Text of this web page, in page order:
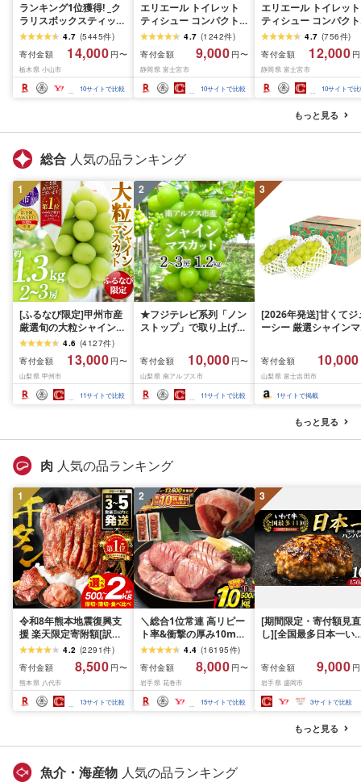
ランキング1位獲得! _ク
ラリスボックスティッシ
ュ60箱(1箱220組(440
枚))(5個入り×12セット)_
ティッシュ ティッシュ
ペーパー 日用品 常備品
生活用品 まとめ買い [配
送不可地域:離島・沖縄
4.7 (5445件)
寄付金額
14,000 円〜
栃木県 小山市
10サイトで比較
エリエール トイレット
ティシュー コンパクト
シングル [個数が選べ
る:16・32・64 ロール]
1.5倍巻 82.5m トイレッ
トペーパー シングル パ
ルプ100% 香りつき 日用
品 消耗品 備蓄 ふるさと
4.7 (1242件)
寄付金額
9,000 円〜
静岡県 富士宮市
10サイトで比較
エリエール トイレット
ティシュー コンパクト
ダブル [選べるロール
数:32・64 ロール] 1.5
巻 45m トイレットペ
パー ダブル パルプ
香りつき 日用品 消耗
備蓄 ふるさと納税 ふ
さと 送料無料 静岡県
4.7 (756件)
寄付金額
12,000
静岡県 富士宮市
10サイトで
もっと見る
総合 人気の品ランキング
1
[ふるなび限定]甲州市産
厳選旬の大粒シャインマ
スカット 約1.3kg 2〜3
房[2026年発送]
(MG)B12-472 FN-
Limited-VO シャインマ
スカット フルーツ
4.6 (4127件)
寄付金額
13,000 円〜
山梨県 甲州市
11サイトで比較
2
★フジテレビ系列「ノン
ストップ」で取り上げら
先行予約]南アルプス市
産シャインマスカット
1.2kg以上(2〜3房)ふる
さと納税 おすすめ 山梨
県 南アルプス市 送料無
寄付金額 10,000 円〜
山梨県 南アルプス市
11サイトで比較
3
[2026年発送]甘くてジ
ーシー 厳選シャインマ
月前半(1〜15日)から
月下旬までの発送) フ
ーツ ぶどう 果物 山梨
産 2026 旬 大粒 高級
寄付金額 10,000
山梨県 富士吉田市
1サイトで掲載
もっと見る
肉 人気の品ランキング
1
令和8年熊本地震復興支
援 楽天限定寄附額[訳あ
り]牛タン 500g〜2kg 肉
牛肉 訳あり 牛タン 冷凍
小分け 厚切り 薄切り 食
べ比べ 500g 1kg 1.5kg
2kg 牛 人気 ビーフ 牛た
ん ふるさと納税 ランキ
4.2 (2291件)
寄付金額
8,500 円〜
熊本県 八代市
13サイトで比較
2
＼総合1位常連 高リピー
ト率&衝撃の厚み10mm
厚切り牛タン 塩味/ ≪ス
ピード発送!!10営業日以
内発送≫ 選べる内容量
500g / 1kg 定期便 毎月
届く 牛肉 肉 BBQ ふるさ
と 人気 ランキング 岩手
4.4 (16195件)
寄付金額
8,000 円〜
岩手県 花巻市
15サイトで比較
3
[期間限定・寄付額見直
し][全国最多日本一い
1.5kg(150g×10個) い
て牛 × 岩中豚 ハンバー
グ 合挽き 合い挽き 黒
和牛 人気 冷凍 個包装
分け 冷凍 牛肉 豚肉 和
ビーフ ポーク はんば
ぐ 挽肉 お肉 ミンチ 肉
お弁当 hannba-gu ラ
寄付金額 9,000
岩手県 盛岡市
3サイトで比較
もっと見る
魚介・海産物 人気の品ランキング